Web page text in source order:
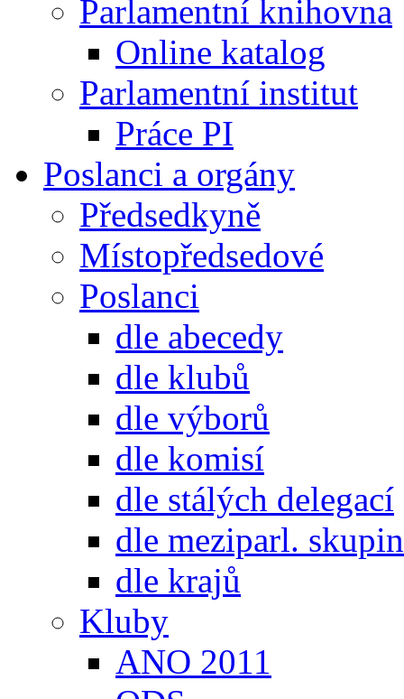
Parlamentní knihovna
Online katalog
Parlamentní institut
Práce PI
Poslanci a orgány
Předsedkyně
Místopředsedové
Poslanci
dle abecedy
dle klubů
dle výborů
dle komisí
dle stálých delegací
dle meziparl. skupin
dle krajů
Kluby
ANO 2011